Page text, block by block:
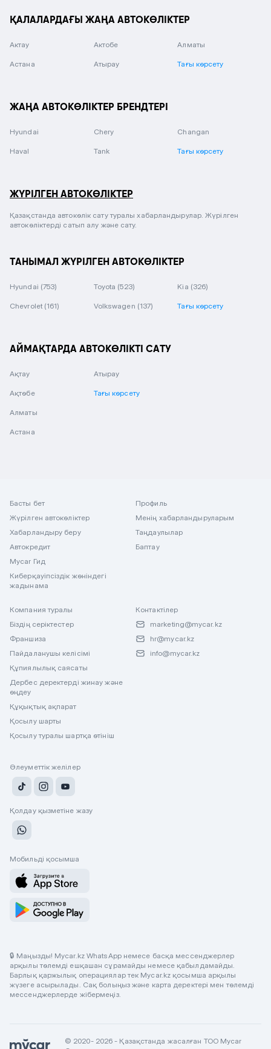
ҚАЛАЛАРДАҒЫ ЖАҢА АВТОКӨЛІКТЕР
Актау Актобе Алматы
Астана Атырау Тағы көрсету
ЖАҢА АВТОКӨЛІКТЕР БРЕНДТЕРІ
Hyundai Chery Changan
Haval Tank Тағы көрсету
ЖҮРІЛГЕН АВТОКӨЛІКТЕР
Қазақстанда автокөлік сату туралы хабарландырулар. Жүрілген
автокөліктерді сатып алу және сату.
ТАНЫМАЛ ЖҮРІЛГЕН АВТОКӨЛІКТЕР
Hyundai (753) Toyota (523) Kia (326)
Chevrolet (161) Volkswagen (137) Тағы көрсету
АЙМАҚТАРДА АВТОКӨЛІКТІ САТУ
Ақтау
Ақтөбе
Алматы
Астана
Атырау
Тағы көрсету
Басты бет
Жүрілген автокөліктер
Хабарландыру беру
Автокредит
Mycar Гид
Киберқауіпсіздік жөніндегі
жадынама
Профиль
Менің хабарландыруларым
Таңдаулылар
Баптау
Компания туралы
Біздің серіктестер
Франшиза
Пайдаланушы келісімі
Құпиялылық саясаты
Дербес деректерді жинау және
өңдеу
Құқықтық ақпарат
Қосылу шарты
Қосылу туралы шартқа өтініш
Контактілер
marketing@mycar.kz
hr@mycar.kz
info@mycar.kz
Әлеуметтік желілер
Қолдау қызметіне жазу
Мобильді қосымша
🔒 Маңызды! Mycar.kz WhatsApp немесе басқа мессенджерлер
арқылы төлемді ешқашан сұрамайды немесе қабылдамайды.
Барлық қаржылық операциялар тек Mycar.kz қосымша арқылы
жүзеге асырылады. Сақ болыңыз және карта деректері мен төлемді
мессенджерлерде жібермеңіз.
© 2020- 2026 - Қазақстанда жасалған ТОО Mycar